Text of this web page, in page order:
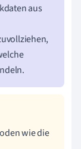
aus
wie die